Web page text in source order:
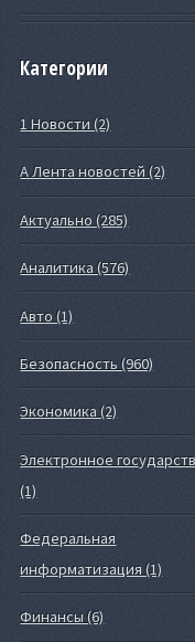
Категории
1 Новости (2)
А Лента новостей (2)
Актуально (285)
Аналитика (576)
Авто (1)
Безопасность (960)
Экономика (2)
Электронное
(1)
Федеральная
информатизация (1)
Финансы (6)